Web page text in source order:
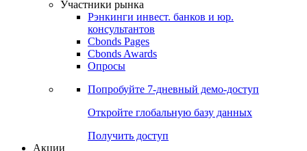
ESG
Сукук
Ломбардные списки
Участники рынка
Рэнкинги инвест. банков и юр.
Cbonds Pages
Опросы
Попробуйте7-дневный